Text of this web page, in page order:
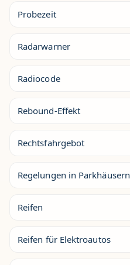
Probezeit
Radarwarner
Radiocode
Rebound-Effekt
Rechtsfahrgebot
Regelungen in Parkhäusern
Reifen
Reifen für Elektroautos